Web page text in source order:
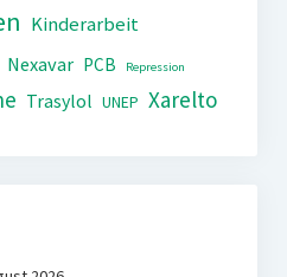
Kinderarbeit
Nexavar PCB Repression
Trasylol UNEP Xarelto